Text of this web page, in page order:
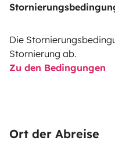
Die
Stornierung ab.
Zu den Bedingungen
Ort der Abreise